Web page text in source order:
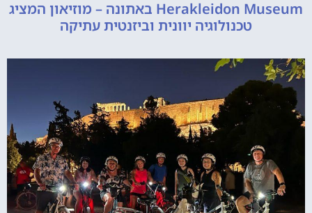
Herakleidon Museum באתונה – מוזיאון המציג
טכנולוגיה יוונית וביזנטית עתיקה